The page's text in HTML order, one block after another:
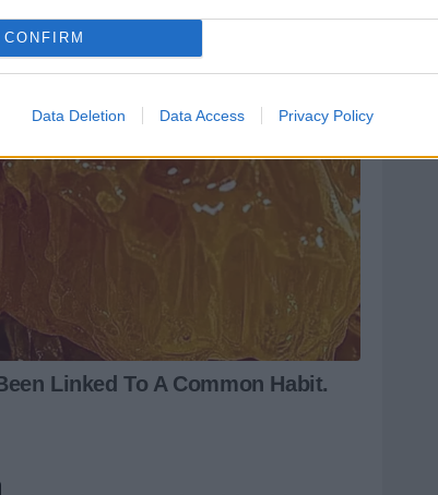
CONFIRM
Data Deletion Data Access Privacy Policy